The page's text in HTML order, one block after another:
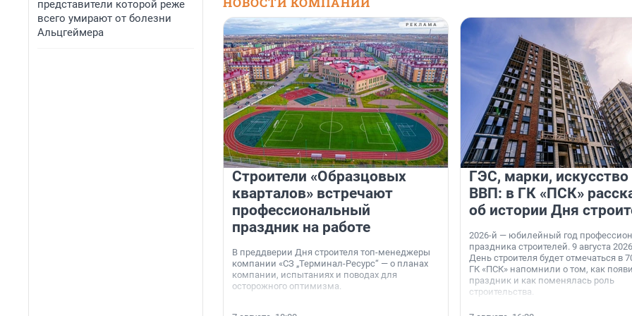
представители которой реже
всего умирают от болезни
Альцгеймера
Строители «Образцовых
кварталов» встречают
профессиональный
праздник на работе
В преддверии Дня строителя топ-менеджеры
компании «СЗ „Терминал-Ресурс“ — о планах
компании, испытаниях и поводах для
осторожного оптимизма.
ГЭС, марки, искусство
ВВП: в ГК «ПСК»
об истории Дня
2026-й — юбилейный год
праздника строителей. 9 августа
День строителя будет отмечаться в
ГК «ПСК» напомнили о том, как
праздник и как поменялась роль
строительства.